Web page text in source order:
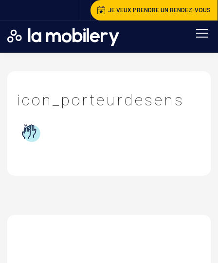
JE VEUX PRENDRE UN RENDEZ-VOUS
con_porteurdesens
icon_porteurdesens